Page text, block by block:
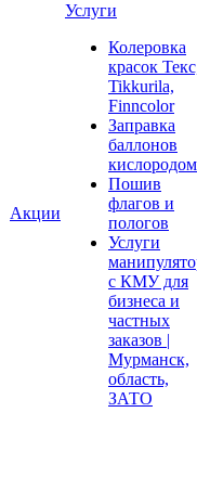
Акции
Услуги
Колеровка
красок
Tikkurila,
Finncolor
Заправка
баллонов
кислородом
Пошив
флагов и
пологов
Услуги
с КМУ для
бизнеса и
частных
заказов |
Мурманск,
область,
ЗАТО